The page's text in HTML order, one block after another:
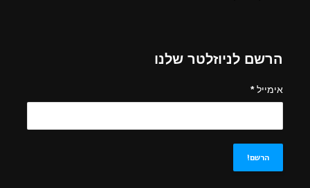
הרשם לניוזלטר שלנו
אימייל*